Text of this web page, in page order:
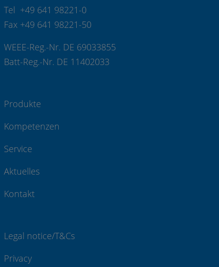
Tel +49 641 98221-0
Fax +49 641 98221-50
WEEE-Reg.-Nr. DE 69033855
Batt-Reg.-Nr. DE 11402033
Produkte
Kompetenzen
Service
Aktuelles
Kontakt
Legal notice/T&Cs
Privacy